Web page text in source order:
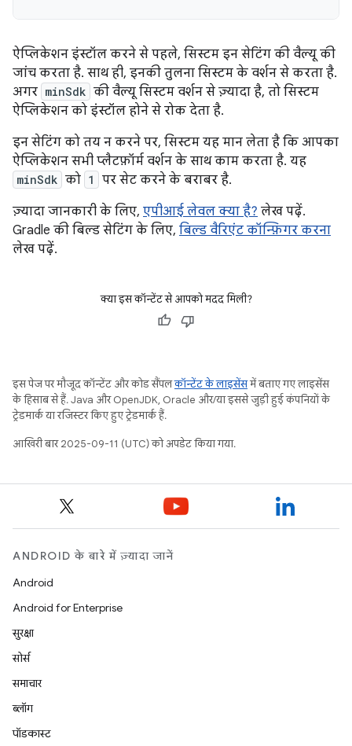
ऐप्लिकेशन इंस्टॉल करने से पहले, सिस्टम इन सेटिंग की वैल्यू की
जांच करता है. साथ ही, इनकी तुलना सिस्टम के वर्शन से करता है.
अगर minSdk की वैल्यू सिस्टम वर्शन से ज़्यादा है, तो सिस्टम
ऐप्लिकेशन को इंस्टॉल होने से रोक देता है.
इन सेटिंग को तय न करने पर, सिस्टम यह मान लेता है कि आपका
ऐप्लिकेशन सभी प्लैटफ़ॉर्म वर्शन के साथ काम करता है. यह
minSdk को 1
पर सेट करने के बराबर है.
ज़्यादा जानकारी के लिए, एपीआई लेवल क्या है? लेख पढ़ें.
Gradle की बिल्ड सेटिंग के लिए, बिल्ड वैरिएंट कॉन्फ़िगर करना
लेख पढ़ें.
क्या इस कॉन्टेंट से आपको मदद मिली?
इस पेज पर मौजूद कॉन्टेंट और कोड सैंपलकॉन्टेंट के लाइसेंसमें बताए गए लाइसेंस
के हिसाब से हैं. Java और OpenJDK, Oracle और/या इससे जुड़ी हुई कंपनियों के
ट्रेडमार्क या रजिस्टर किए हुए ट्रेडमार्क हैं.
आखिरी बार 2025-09-11 (UTC) को अपडेट किया गया.
ANDROID के बारे में ज़्यादा जानें
Android
Android for Enterprise
सुरक्षा
सोर्स
समाचार
ब्लॉग
पॉडकास्ट